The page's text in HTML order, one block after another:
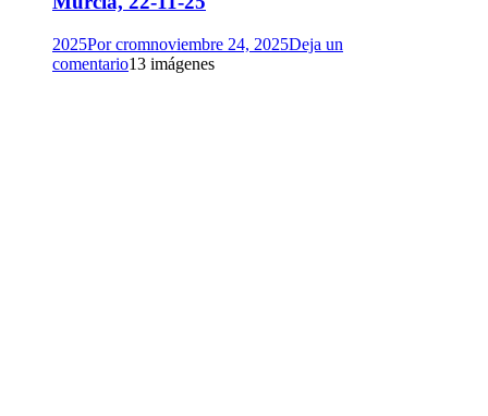
2025Porcromnoviembre 24, 2025Deja un
comentario13 imágenes